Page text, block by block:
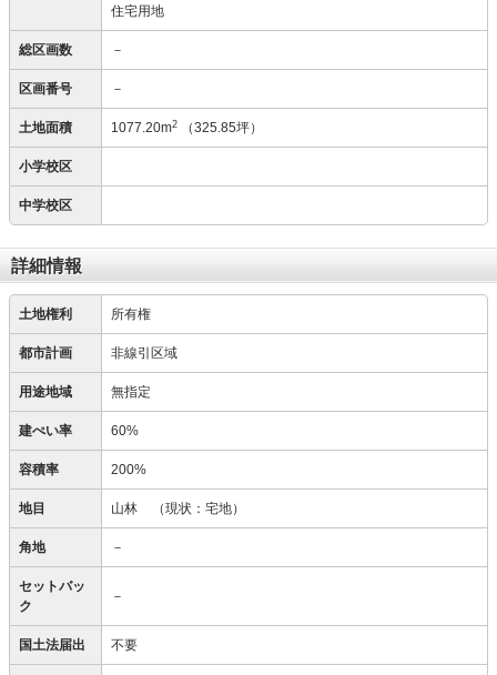
住宅用地
総区画数 －
区画番号 －
土地面積 1077.20m2 （325.85坪）
小学校区
中学校区
詳細情報
土地権利 所有権
都市計画 非線引区域
用途地域 無指定
建ぺい率 60%
容積率 200%
地目 山林 （現状：宅地）
角地 －
セットバッ
ク
－
国土法届出 不要